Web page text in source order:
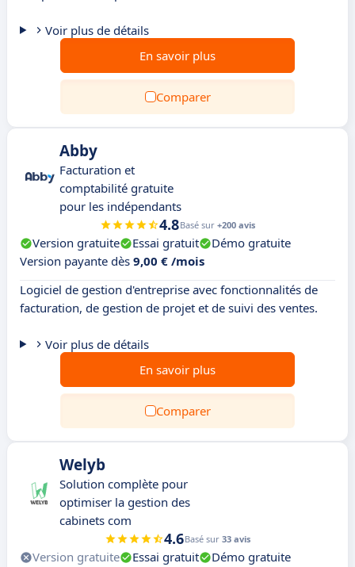
Voir plus de détails
En savoir plus
Comparer
Abby
Facturation et
comptabilité gratuite
pour les indépendants
4.8Basé sur +200 avis
Version gratuite Essai gratuit
Démo gratuite
Version payante dès 9,00 € /mois
Logiciel de gestion d'entreprise avec fonctionnalités de
facturation, de gestion de projet et de suivi des ventes.
Voir plus de détails
En savoir plus
Comparer
Welyb
Solution complète pour
optimiser la gestion des
cabinets com
4.6Basé sur 33 avis
Version gratuite Essai gratuit Démo gratuite